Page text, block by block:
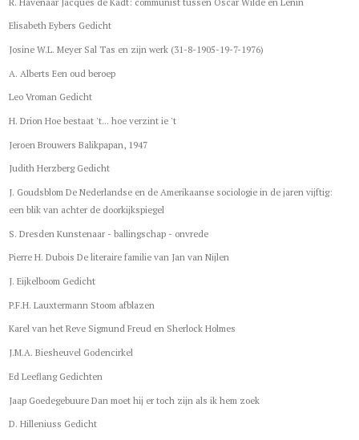
Elisabeth Eybers Gedicht
Josine W.L. Meyer Sal Tas en zijn werk (31-8-1905-19-7-1976)
A. Alberts Een oud beroep
Leo Vroman Gedicht
H. Drion Hoe bestaat 't... hoe verzint ie 't
Jeroen Brouwers Balikpapan, 1947
Judith Herzberg Gedicht
J. Goudsblom De Nederlandse en de Amerikaanse sociologie in de jaren vijftig:
een blik van achter de doorkijkspiegel
S. Dresden Kunstenaar - ballingschap - onvrede
Pierre H. Dubois De literaire familie van Jan van Nijlen
J. Eijkelboom Gedicht
P.F.H. Lauxtermann Stoom afblazen
Karel van het Reve Sigmund Freud en Sherlock Holmes
J.M.A. Biesheuvel Godencirkel
Ed Leeflang Gedichten
Jaap Goedegebuure Dan moet hij er toch zijn als ik hem zoek
D. Hilleniuss Gedicht